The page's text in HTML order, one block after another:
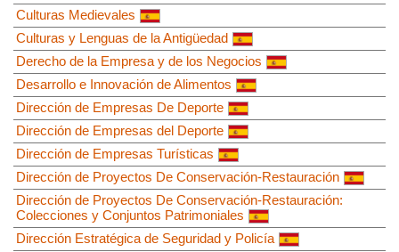
Culturas Medievales
Culturas y Lenguas de la Antigüedad
Derecho de la Empresa y de los Negocios
Desarrollo e Innovación de Alimentos
Dirección de Empresas De Deporte
Dirección de Empresas del Deporte
Dirección de Empresas Turísticas
Dirección de Proyectos De Conservación-Restauración
Dirección de Proyectos De Conservación-Restauración:
Colecciones y Conjuntos Patrimoniales
Dirección Estratégica de Seguridad y Policía